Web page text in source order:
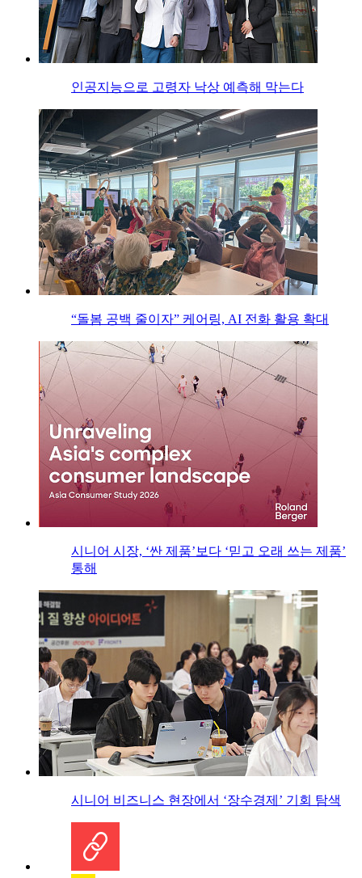
인공지능으로 고령자 낙상 예측해 막는다
“돌봄 공백 줄이자” 케어링, AI 전화 활용 확대
시니어 시장, ‘싼 제품’보다 ‘믿고 오래 쓰는 제품’
통해
시니어 비즈니스 현장에서 ‘장수경제’ 기회 탐색